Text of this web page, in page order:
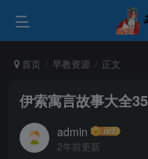
首页 早教资源 正文
伊索寓言故事大全
admin
2年前更新